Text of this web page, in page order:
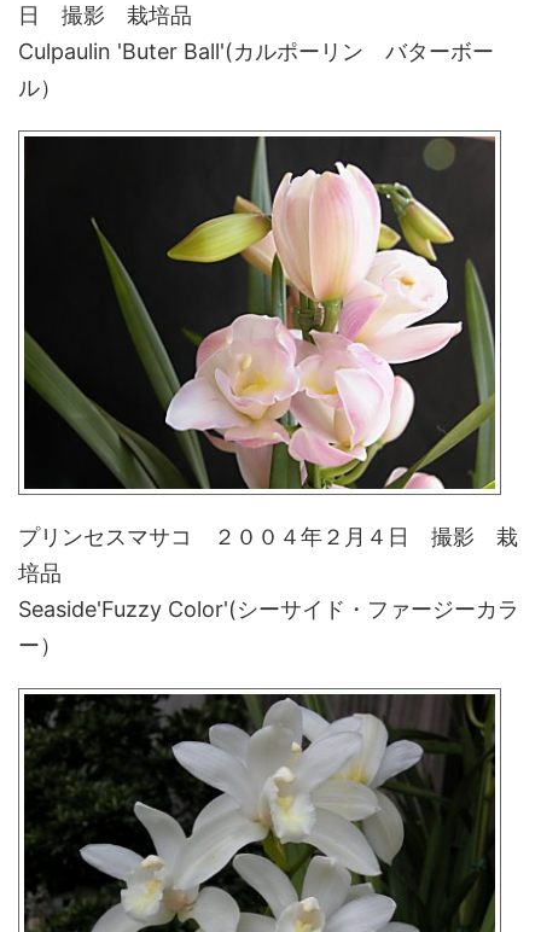
日 撮影 栽培品
Culpaulin 'Buter Ball'(カルポーリン バターボー
ル）
プリンセスマサコ ２００４年２月４日 撮影 栽
培品
Seaside'Fuzzy Color'(シーサイド・ファージーカラ
ー）